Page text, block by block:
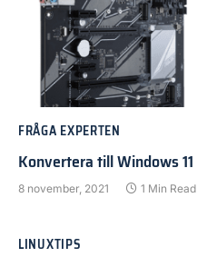
FRÅGA EXPERTEN
Konvertera till Windows 11
8 november, 2021 1 Min Read
LINUXTIPS